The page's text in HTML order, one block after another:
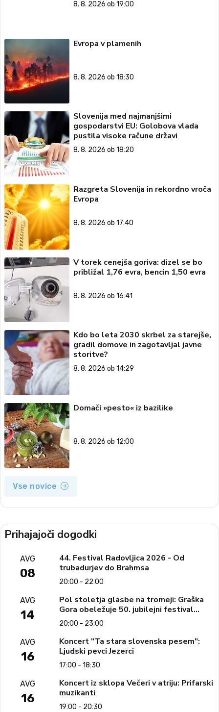
8. 8. 2026 ob 19:00
Evropa v plamenih
8. 8. 2026 ob 18:30
Slovenija med najmanjšimi
gospodarstvi EU: Golobova vlada
pustila visoke račune državi
8. 8. 2026 ob 18:20
Razgreta Slovenija in rekordno vroča
Evropa
8. 8. 2026 ob 17:40
V torek cenejša goriva: dizel se bo
približal 1,76 evra, bencin 1,50 evra
8. 8. 2026 ob 16:41
Kdo bo leta 2030 skrbel za starejše,
gradil domove in zagotavljal javne
storitve?
8. 8. 2026 ob 14:29
Domači »pesto« iz bazilike
8. 8. 2026 ob 12:00
Vse novice
Prihajajoči dogodki
AVG
08
44. Festival Radovljica 2026 - Od
trubadurjev do Brahmsa
20:00 - 22:00
AVG
14
Pol stoletja glasbe na tromeji: Graška
Gora obeležuje 50. jubilejni festival
narodno-zabavne glasbe
20:00 - 23:00
AVG
16
Koncert "Ta stara slovenska pesem":
Ljudski pevci Jezerci
17:00 - 18:30
AVG
16
Koncert iz sklopa Večeri v atriju: Prifarski
muzikanti
19:00 - 20:30